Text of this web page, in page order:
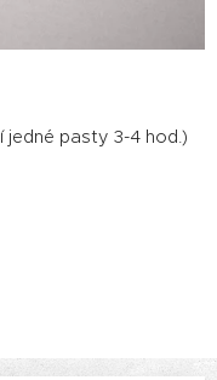
jedné pasty 3-4 hod.)